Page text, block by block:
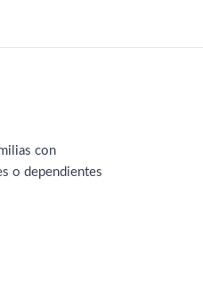
con
o dependientes